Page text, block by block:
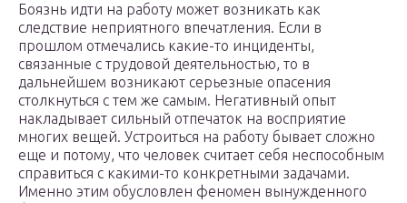
Боязнь идти на работу может возникать как
следствие неприятного впечатления. Если в
прошлом отмечались какие-то инциденты,
связанные с трудовой деятельностью, то в
дальнейшем возникают серьезные опасения
столкнуться с тем же самым. Негативный опыт
накладывает сильный отпечаток на восприятие
многих вещей. Устроиться на работу бывает сложно
еще и потому, что человек считает себя неспособным
справиться с какими-то конкретными задачами.
Именно этим обусловлен феномен вынужденного